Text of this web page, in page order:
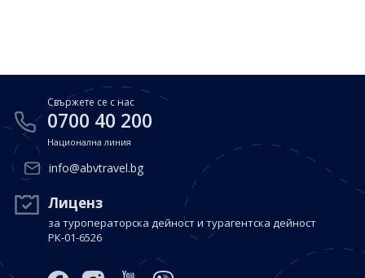
Почивки в Италия
Почивки в Доминиканска република
Почивки в Дубай
Почивка в Мексико
Политика за поверителност
Контакти
Вход за агенти
Свържете се с нас
0700 40 200
Свържете се с нас
0700 40 200
Национална линия
info@abvtravel.bg
Лиценз
за туроператорска дейност и турагентска дейност
РК-01-6526